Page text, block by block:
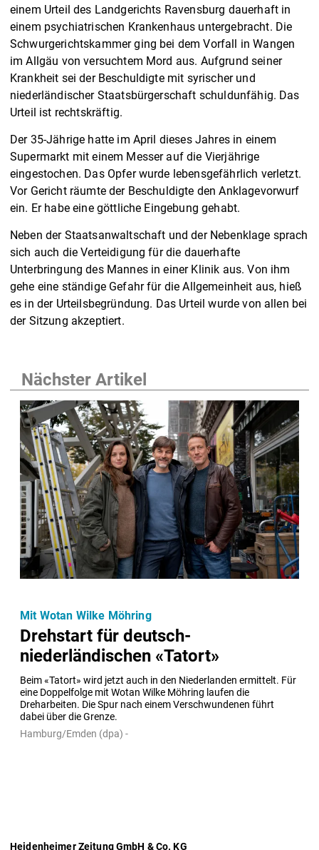
einem Urteil des Landgerichts Ravensburg dauerhaft in
einem psychiatrischen Krankenhaus untergebracht. Die
Schwurgerichtskammer ging bei dem Vorfall in Wangen
im Allgäu von versuchtem Mord aus. Aufgrund seiner
Krankheit sei der Beschuldigte mit syrischer und
niederländischer Staatsbürgerschaft schuldunfähig. Das
Urteil ist rechtskräftig.
Der 35-Jährige hatte im April dieses Jahres in einem
Supermarkt mit einem Messer auf die Vierjährige
eingestochen. Das Opfer wurde lebensgefährlich verletzt.
Vor Gericht räumte der Beschuldigte den Anklagevorwurf
ein. Er habe eine göttliche Eingebung gehabt.
Neben der Staatsanwaltschaft und der Nebenklage sprach
sich auch die Verteidigung für die dauerhafte
Unterbringung des Mannes in einer Klinik aus. Von ihm
gehe eine ständige Gefahr für die Allgemeinheit aus, hieß
es in der Urteilsbegründung. Das Urteil wurde von allen bei
der Sitzung akzeptiert.
Nächster Artikel
Drehstart für deutsch-
niederländischen «Tatort»
Beim «Tatort» wird jetzt auch in den Niederlanden ermittelt. Für
eine Doppelfolge mit Wotan Wilke Möhring laufen die
Dreharbeiten. Die Spur nach einem Verschwundenen führt
dabei über die Grenze.
Mit Wotan Wilke Möhring
Hamburg/Emden (dpa) -
Heidenheimer Zeitung GmbH & Co. KG